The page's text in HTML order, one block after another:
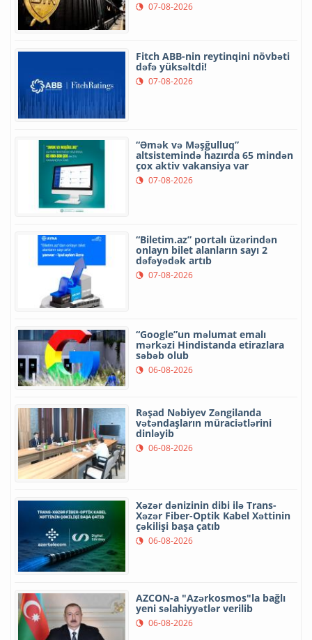
07-08-2026
Fitch ABB-nin reytinqini növbəti
dəfə yüksəltdi!
07-08-2026
“Əmək və Məşğulluq”
altsistemində hazırda 65 mindən
çox aktiv vakansiya var
07-08-2026
“Biletim.az” portalı üzərindən
onlayn bilet alanların sayı 2
dəfəyədək artıb
07-08-2026
“Google”un məlumat emalı
mərkəzi Hindistanda etirazlara
səbəb olub
06-08-2026
Rəşad Nəbiyev Zəngilanda
vətəndaşların müraciətlərini
dinləyib
06-08-2026
Xəzər dənizinin dibi ilə Trans-
Xəzər Fiber-Optik Kabel Xəttinin
çəkilişi başa çatıb
06-08-2026
AZCON-a "Azərkosmos"la bağlı
yeni səlahiyyətlər verilib
06-08-2026